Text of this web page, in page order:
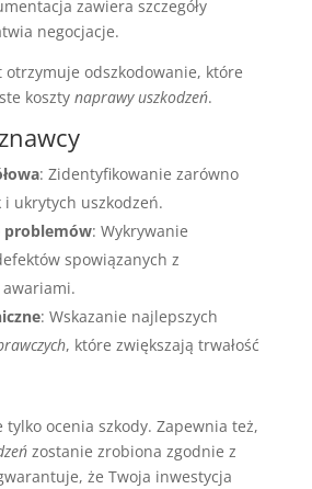
zawiera szczegóły
negocjacje.
odszkodowanie, które
koszty naprawy uszkodzeń.
: Zidentyfikowanie zarówno
ukrytych uszkodzeń.
problemów: Wykrywanie
spowiązanych z
: Wskazanie najlepszych
, które zwiększają trwałość
tylko ocenia szkody. Zapewnia też,
zostanie zrobiona zgodnie z
że Twoja inwestycja